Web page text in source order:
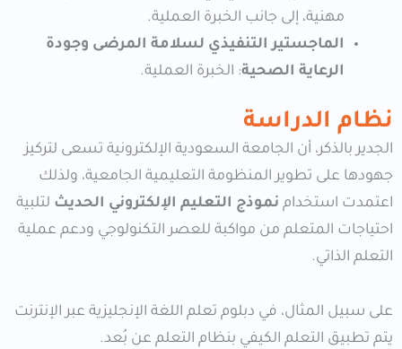
مهنية، إلى جانب الخبرة العملية.
الماجستير التنفيذي لسلامة المرضى وجودة
الرعاية الصحية: الخبرة العملية.
نظام الدراسة
الجدير بالذكر، أن الجامعة السعودية الإلكترونية تسعى لتركيز
جهودها على تطوير المنظومة التعليمية الجامعية، ولذلك
اعتمدت استخدام نموذج التعليم الإلكتروني الحديث لتلبية
احتياجات المتعلم من مواكبة للعصر التكنولوجي ودعم عملية
التعلم الذاتي.
على سبيل المثال، في دبلوم تعلم اللغة الإنجليزية عبر الإنترنت
يتم تطبيق التعلم الكيفي بنظام التعلم عن بُعد.